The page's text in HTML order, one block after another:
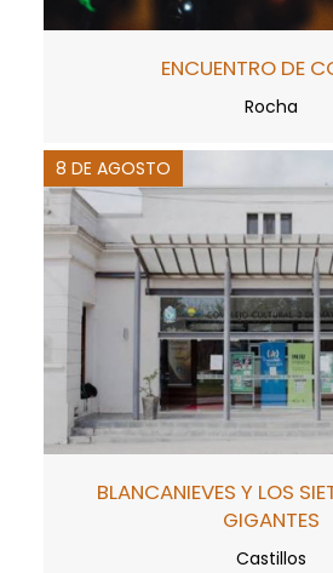
ENCUENTRO DE
Rocha
8 DE AGOSTO
BLANCANIEVES Y LOS
GIGANTES
Castillos